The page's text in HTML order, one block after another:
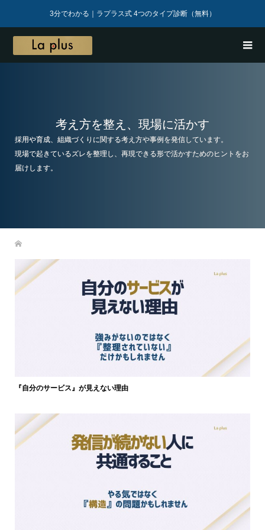
3分でわかる｜ラプラス式 4つのタイプ診断（無料）
考え方を整え、現場に活かす
採用や育成、組織づくりに関する考え方や事例を発信しています。
現場で起きているズレを整理し、再現できる形で活かすためのヒントをお
届けします。
『自分のサービス』が見えない理由